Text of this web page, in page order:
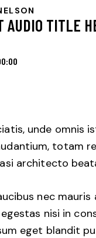
AUDIO TITLE
unde omnis
totam
architecto
nec
nisi in
eget blandit